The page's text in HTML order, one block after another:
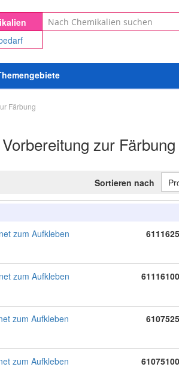
Suche
Färbung
zur Färbung
Sortieren nach
zum Aufkleben
6111625
zum Aufkleben 61116100
zum Aufkleben 6107525
zum Aufkleben 61075100